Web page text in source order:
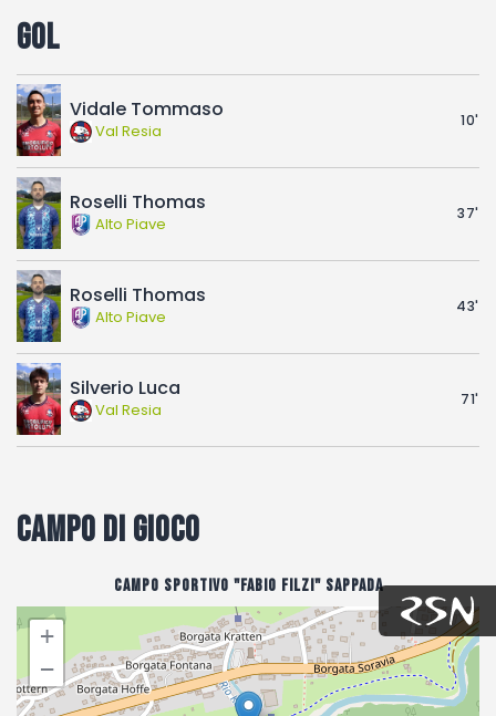
Gol
Vidale Tommaso
Val Resia
10'
Roselli Thomas
Alto Piave
37'
Roselli Thomas
Alto Piave
43'
Silverio Luca
Val Resia
71'
Campo di gioco
Campo sportivo "Fabio Filzi" Sappada
+
−